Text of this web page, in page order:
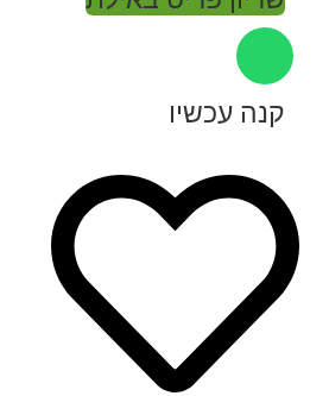
קנה עכשיו